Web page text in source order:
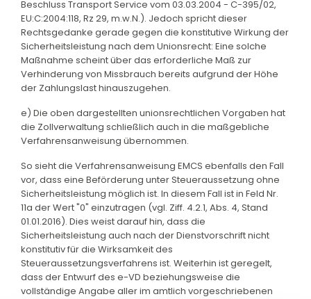
Beschluss Transport Service vom 03.03.2004 - C-395/02,
EU:C:2004:118, Rz 29, m.w.N.). Jedoch spricht dieser
Rechtsgedanke gerade gegen die konstitutive Wirkung der
Sicherheitsleistung nach dem Unionsrecht: Eine solche
Maßnahme scheint über das erforderliche Maß zur
Verhinderung von Missbrauch bereits aufgrund der Höhe
der Zahlungslast hinauszugehen.
e) Die oben dargestellten unionsrechtlichen Vorgaben hat
die Zollverwaltung schließlich auch in die maßgebliche
Verfahrensanweisung übernommen.
So sieht die Verfahrensanweisung EMCS ebenfalls den Fall
vor, dass eine Beförderung unter Steueraussetzung ohne
Sicherheitsleistung möglich ist. In diesem Fall ist in Feld Nr.
11a der Wert "0" einzutragen (vgl. Ziff. 4.2.1, Abs. 4, Stand
01.01.2016). Dies weist darauf hin, dass die
Sicherheitsleistung auch nach der Dienstvorschrift nicht
konstitutiv für die Wirksamkeit des
Steueraussetzungsverfahrens ist. Weiterhin ist geregelt,
dass der Entwurf des e-VD beziehungsweise die
vollständige Angabe aller im amtlich vorgeschriebenen